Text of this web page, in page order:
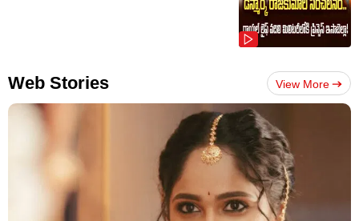
Web Stories View More